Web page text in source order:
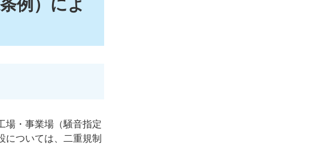
例）によ
場・事業場（騒音指定
については、二重規制